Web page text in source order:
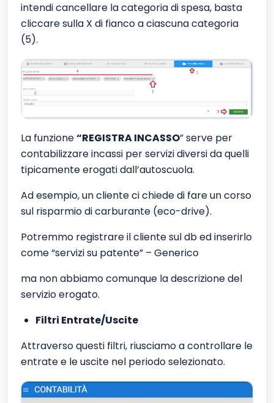
intendi cancellare la categoria di spesa, basta
cliccare sulla X di fianco a ciascuna categoria
(5).
La funzione“REGISTRA INCASSO” serve per
contabilizzare incassi per servizi diversi da quelli
tipicamente erogati dall’autoscuola.
Ad esempio, un cliente ci chiede di fare un corso
sul risparmio di carburante (eco-drive).
Potremmo registrare il cliente sul db ed inserirlo
come “servizi su patente” – Generico
ma non abbiamo comunque la descrizione del
servizio erogato.
Filtri Entrate/Uscite
Attraverso questi filtri, riusciamo a controllare le
entrate e le uscite nel periodo selezionato.